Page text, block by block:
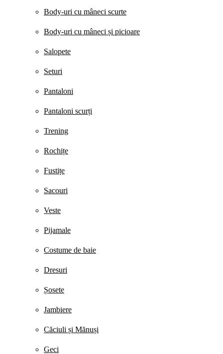
Body-uri cu mâneci scurte
Body-uri cu mâneci și picioare
Salopete
Seturi
Pantaloni
Pantaloni scurți
Trening
Rochițe
Fustițe
Sacouri
Veste
Pijamale
Costume de baie
Dresuri
Șosete
Jambiere
Căciuli și Mănuși
Geci